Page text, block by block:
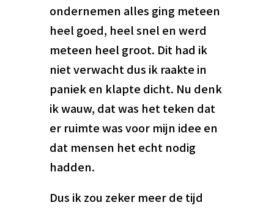
ondernemen alles ging meteen
heel goed, heel snel en werd
meteen heel groot. Dit had ik
niet verwacht dus ik raakte in
paniek en klapte dicht. Nu denk
ik wauw, dat was het teken dat
er ruimte was voor mijn idee en
dat mensen het echt nodig
hadden.
Dus ik zou zeker meer de tijd